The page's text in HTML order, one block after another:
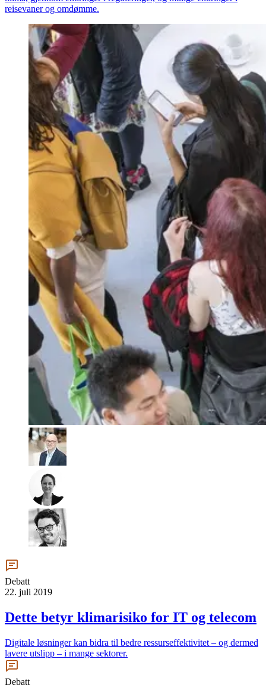
reisevaner og omdømme.
Debatt
22. juli 2019
Dette betyr klimarisiko for IT og telecom
Digitale løsninger kan bidra til bedre ressurseffektivitet – og dermed
lavere utslipp – i mange sektorer.
Debatt